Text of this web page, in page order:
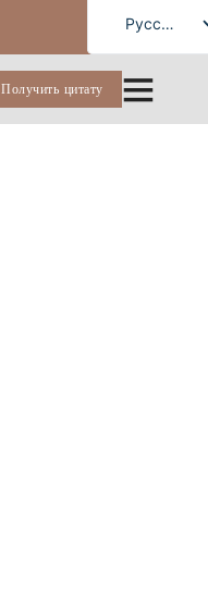
Russian
Русский
English
French
Получить цитату